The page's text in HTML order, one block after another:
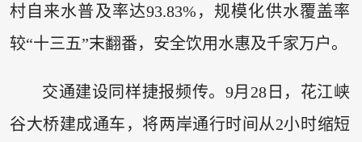
村自来水普及率达93.83%，规模化供水覆盖率
较“十三五”末翻番，安全饮用水惠及千家万户。
交通建设同样捷报频传。9月28日，花江峡
谷大桥建成通车，将两岸通行时间从2小时缩短